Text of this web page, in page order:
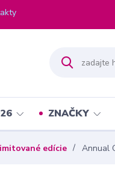
ZNAČKY
edície Annual